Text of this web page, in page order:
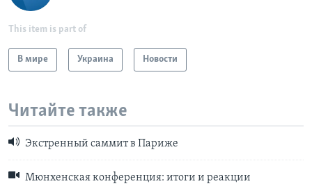
This item is part of
В мире Украина Новости
Читайте также
Экстренный саммит в Париже
Мюнхенская конференция: итоги и реакции